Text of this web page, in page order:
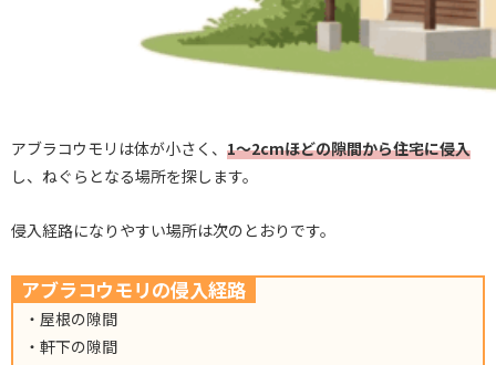
アブラコウモリは体が小さく、 1〜2cmほどの隙間から住宅に侵入
し、ねぐらとなる場所を探します。
侵入経路になりやすい場所は次のとおりです。
アブラコウモリの侵入経路
・屋根の隙間
・軒下の隙間